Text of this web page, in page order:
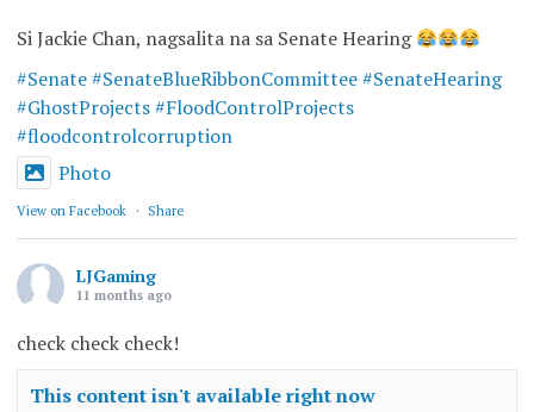
Si Jackie Chan, nagsalita na sa Senate Hearing
#Senate #SenateBlueRibbonCommittee #SenateHearing
#GhostProjects #FloodControlProjects
#floodcontrolcorruption
Photo
View on Facebook · Share
LJGaming
11 months ago
check check check!
This content isn't available right now